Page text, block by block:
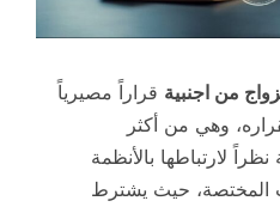
من اجنبية قراراً مصيرياً
وهي من أكثر
لارتباطها بالأنظمة
المختصة، حيث يشترط